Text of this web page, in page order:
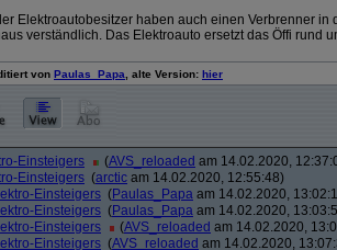
Elektroautobesitzer haben auch einen Verbrenner in
verständlich. Das Elektroauto ersetzt das Öffi rund
von Paulas_Papa , alte Version: hier
Einsteigers (AVS_reloaded am 14.02.2020,
Einsteigers (arctic am 14.02.2020, 12:55:48)
Einsteigers (Paulas_Papa am 14.02.2020,
Einsteigers (Paulas_Papa am 14.02.2020,
Einsteigers
(AVS_reloaded am 14.02.2020,
Einsteigers (AVS_reloaded am 14.02.2020,